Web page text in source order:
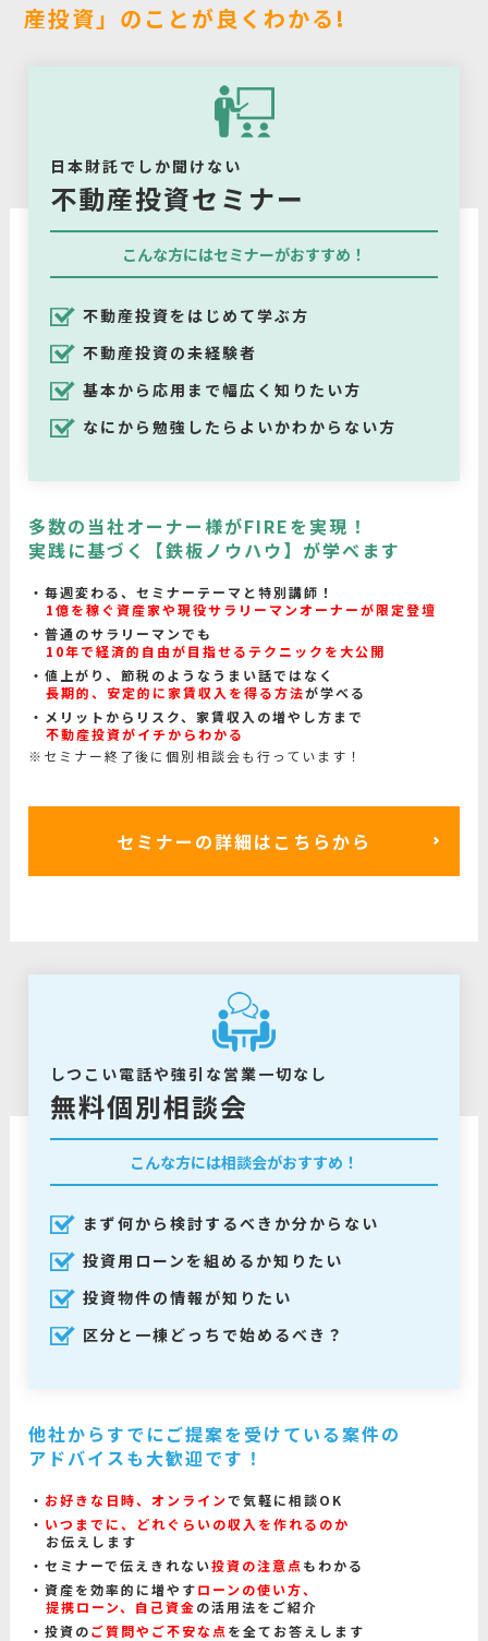
産投資」のことが良くわかる!
日本財託でしか聞けない
不動産投資セミナー
こんな方にはセミナーがおすすめ！
不動産投資をはじめて学ぶ方
不動産投資の未経験者
基本から応用まで幅広く知りたい方
なにから勉強したらよいかわからない方
多数の当社オーナー様がFIREを実現！
実践に基づく【鉄板ノウハウ】が学べます
毎週変わる、セミナーテーマと特別講師！
1億を稼ぐ資産家や現役サラリーマンオーナーが限定登壇
普通のサラリーマンでも
10年で経済的自由が目指せるテクニックを大公開
値上がり、節税のようなうまい話ではなく
長期的、安定的に家賃収入を得る方法が学べる
メリットからリスク、家賃収入の増やし方まで
不動産投資がイチからわかる
※セミナー終了後に個別相談会も行っています！
セミナーの詳細はこちらから
しつこい電話や強引な営業一切なし
無料個別相談会
こんな方には相談会がおすすめ！
まず何から検討するべきか分からない
投資用ローンを組めるか知りたい
投資物件の情報が知りたい
区分と一棟どっちで始めるべき？
他社からすでにご提案を受けている案件の
アドバイスも大歓迎です！
お好きな日時、オンラインで気軽に相談OK
いつまでに、どれぐらいの収入を作れるのか
お伝えします
セミナーで伝えきれない投資の注意点 もわかる
資産を効率的に増やすローンの使い方、
提携ローン、自己資金の活用法をご紹介
投資のご質問やご不安な点 を全てお答えします